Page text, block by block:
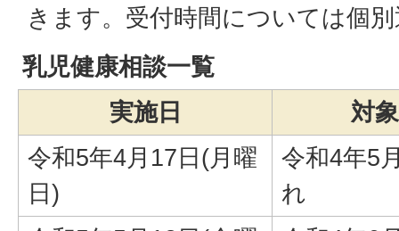
きます。受付時間については個
乳児健康相談一覧
実施日
対
令和5年4月17日(月曜
日)
令和4年5
れ